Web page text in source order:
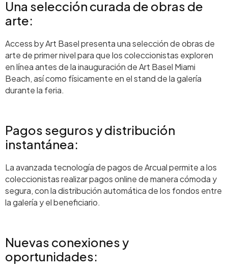
Una selección curada de obras de
arte:
Access by Art Basel presenta una selección de obras de
arte de primer nivel para que los coleccionistas exploren
en línea antes de la inauguración de Art Basel Miami
Beach, así como físicamente en el stand de la galería
durante la feria.
Pagos seguros y distribución
instantánea:
La avanzada tecnología de pagos de Arcual permite a los
coleccionistas realizar pagos online de manera cómoda y
segura, con la distribución automática de los fondos entre
la galería y el beneficiario.
Nuevas conexiones y
oportunidades: